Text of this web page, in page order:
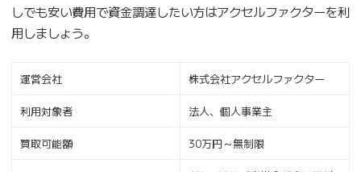
しでも安い費用で資金調達したい方はアクセルファクターを利
用しましょう。
運営会社 株式会社アクセルファクター
利用対象者 法人、個人事業主
買取可能額 30万円～無制限